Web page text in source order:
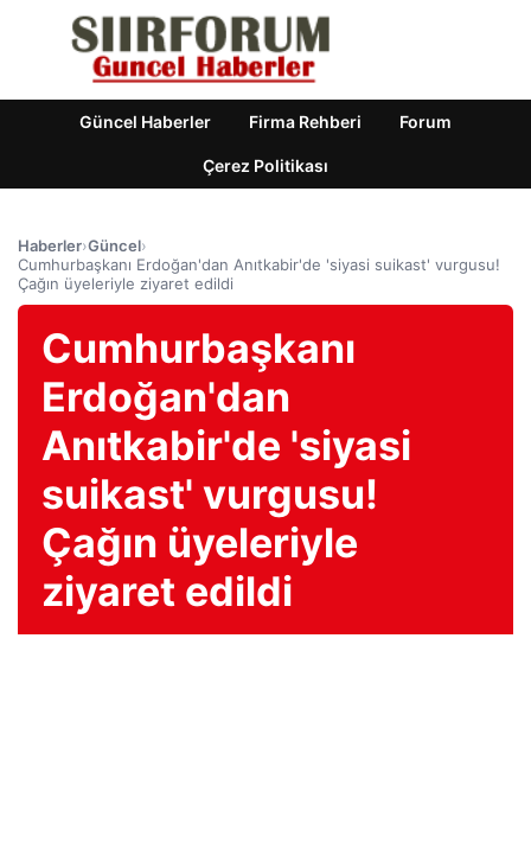
Güncel Haberler Firma Rehberi Forum
Çerez Politikası
Haberler›Güncel›
Cumhurbaşkanı Erdoğan'dan Anıtkabir'de 'siyasi suikast' vurgusu!
Çağın üyeleriyle ziyaret edildi
Cumhurbaşkanı
Erdoğan'dan
Anıtkabir'de 'siyasi
suikast' vurgusu!
Çağın üyeleriyle
ziyaret edildi